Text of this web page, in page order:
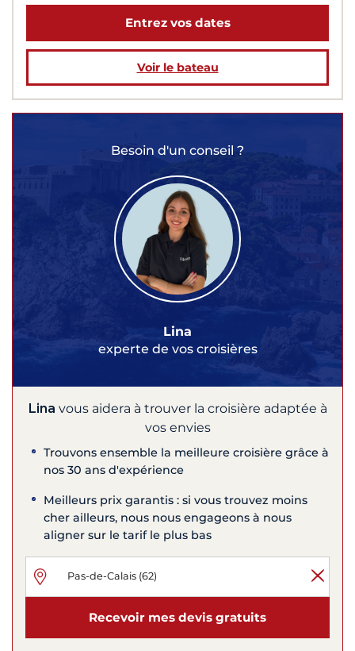
Entrez vos dates
Voir le bateau
Besoin d'un conseil ?
Lina
experte de vos croisières
Lina vous aidera à trouver la croisière adaptée à
vos envies
Trouvons ensemble la meilleure croisière grâce à
nos 30 ans d'expérience
Meilleurs prix garantis : si vous trouvez moins
cher ailleurs, nous nous engageons à nous
aligner sur le tarif le plus bas
Recevoir mes devis gratuits